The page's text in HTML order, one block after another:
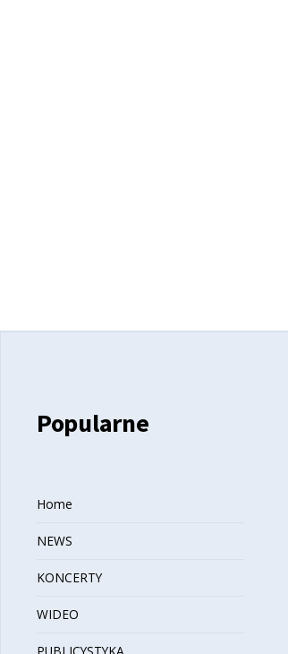
Popularne
Home
NEWS
KONCERTY
WIDEO
PUBLICYSTYKA